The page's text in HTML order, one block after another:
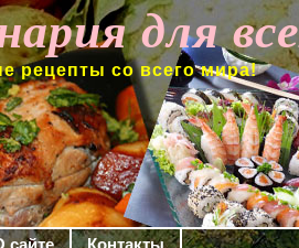
для
рецепты со всего мира!
сайте Контакты